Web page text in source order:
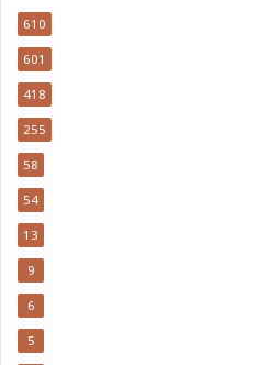
610
601
418
255
58
54
13
9
6
5